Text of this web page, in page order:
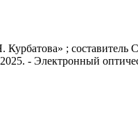
; составитель
- Электронный